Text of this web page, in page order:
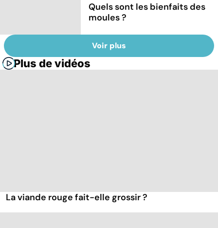
Quels sont les bienfaits des
moules ?
Voir plus
Plus de vidéos
La viande rouge fait-elle grossir ?